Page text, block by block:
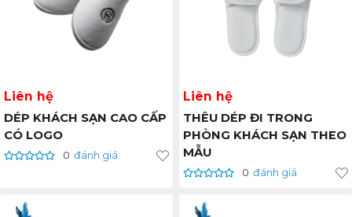
Liên hệ
DÉP KHÁCH SẠN CAO CẤP
CÓ LOGO
0 đánh giá
Liên hệ
THÊU DÉP ĐI TRONG
PHÒNG KHÁCH SẠN THEO
MẪU
0 đánh giá